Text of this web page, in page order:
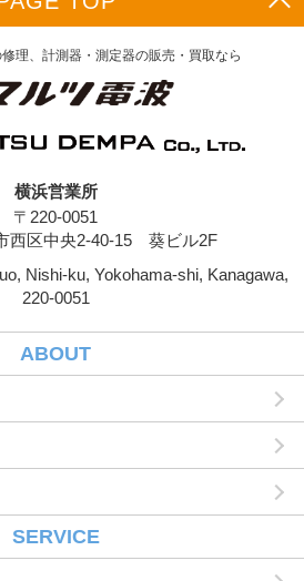
携先｣といいます。）などから収集する
ります。
ユーザーについて，利用したサービス
ウエア，購入した商品，閲覧したペー
の履歴，検索した検索キーワード，利
利用方法，利用環境（携帯端末を通じ
の場合の当該端末の通信状態，利用に
各種設定情報なども含みます），IPア
報などの履歴情報および特性情報を，ユ
が当社や提携先のサービスを利用しまた
を閲覧する際に収集します。
個人情報を収集・利用する目的）
個人情報を収集・利用する目的は，以下
ーに自分の登録情報の閲覧や修正，利用
閲覧を行っていただくために，氏名，住
どに関する情報を表示する目的
を利用する場合やユーザーに商品を送
などの連絡先情報を利用する目的
ーの本人確認を行うために，氏名，生年
所，電話番号，銀行口座番号，クレジ
理、計測器・測定器の販売・買取なら
横浜営業所
〒220-0051
西区中央2-40-15 葵ビル2F
Nishi-ku, Yokohama-shi, Kanagawa,
220-0051
ABOUT
SERVICE